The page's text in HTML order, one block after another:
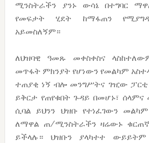
ሚንስትራችን ያንኑ ውሳኔ በተግባር
የመፍታት ሂደት ከማፋጠን
አይመስለኝም።
ለህዝባዊ ዓመጹ መቀስቀስና
መጥፋት ምክንያት የሆነውን የመልካም
ተጠያቂ ነኝ ብሎ መንግሥትና ገዢው ፓርቲ
ይቅርታ የጠየቁበት ጉዳይ በመሆኑ፣
ሲባል ይህንን ህዝቡ የተነፈገውን መልካም
ለማዋል ጠ/ሚንስትራችን ዛሬውኑ
ይችላሉ። ህዝቡን ያላካተተ